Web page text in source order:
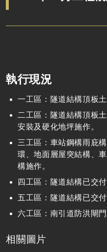
執行現況
一工區：隧道結構頂板土
二工區：隧道結構頂板土
安裝及硬化地坪施作。
三工區：車站鋼構雨庇
環、地面層屋突結構、
構施作。
四工區：隧道結構已交付
五工區：隧道結構已交付
六工區：南引道防洪閘
相關圖片